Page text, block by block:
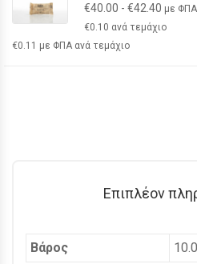
€40.00 - €42.40 με ΦΠΑ
€0.10 ανά τεμάχιο
€0.11 με ΦΠΑ ανά τεμάχιο
Επιπλέον
Βάρος